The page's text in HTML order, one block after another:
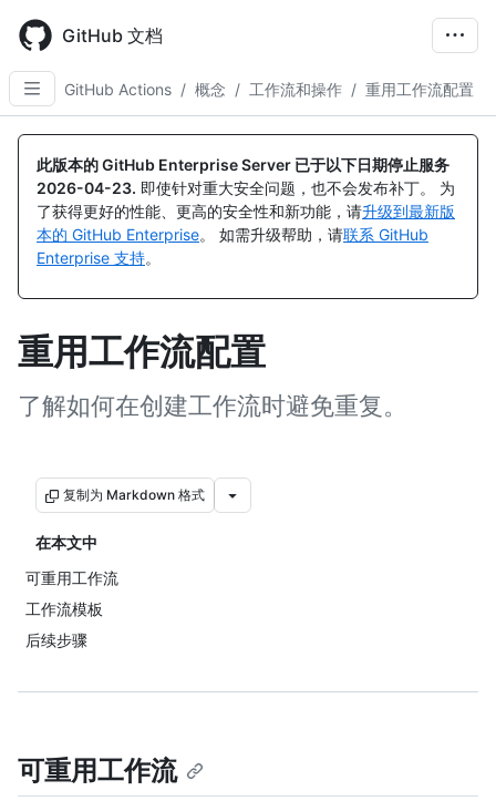
main
content
GitHub 文档
GitHub Actions / 概念 / 工作流和操作 / 重用工作流配置
此版本的 GitHub Enterprise Server 已于以下日期停止服务
2026-04-23. 即使针对重大安全问题，也不会发布补丁。 为
了获得更好的性能、更高的安全性和新功能，请升级到最新版
本的 GitHub Enterprise。 如需升级帮助，请联系 GitHub
Enterprise 支持。
重用工作流配置
了解如何在创建工作流时避免重复。
复制为 Markdown 格式
在本文中
可重用工作流
工作流模板
后续步骤
可重用工作流